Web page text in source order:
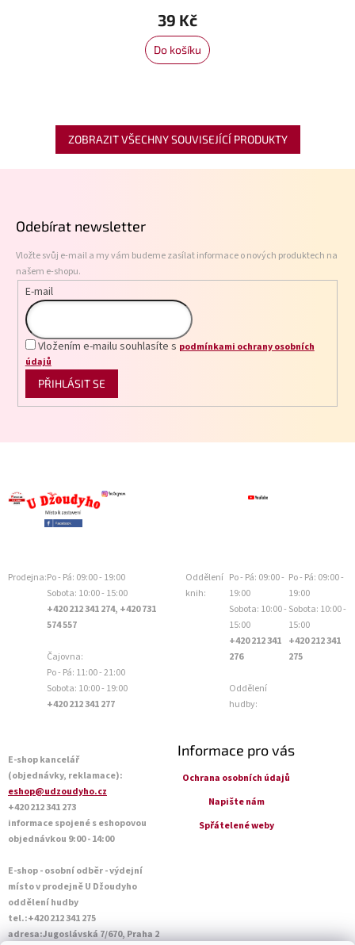
39 Kč
Do košíku
ZOBRAZIT VŠECHNY SOUVISEJÍCÍ PRODUKTY
Odebírat newsletter
Vložte svůj e-mail a my vám budeme zasílat informace o nových produktech na
našem e-shopu.
E-mail
Vložením e-mailu souhlasíte s podmínkami ochrany osobních
údajů
PŘIHLÁSIT SE
Prodejna:Po - Pá: 09:00 - 19:00
Sobota: 10:00 - 15:00
+420 212 341 274, +420 731
574 557
Čajovna:
Po - Pá: 11:00 - 21:00
Sobota: 10:00 - 19:00
+420 212 341 277
Oddělení
knih:
Po - Pá: 09:00 -
19:00
Sobota: 10:00 -
15:00
+420 212 341
276
Oddělení
hudby:
Po - Pá: 09:00 -
19:00
Sobota: 10:00 -
15:00
+420 212 341
275
E-shop kancelář
(objednávky, reklamace):
eshop@udzoudyho.cz
+420 212 341 273
informace spojené s eshopovou
objednávkou 9:00 - 14:00
E-shop - osobní odběr - výdejní
místo v prodejně U Džoudyho
oddělení hudby
tel.:+420 212 341 275
adresa:Jugoslávská 7/670, Praha 2
Informace pro vás
Ochrana osobních údajů
Napište nám
Spřátelené weby